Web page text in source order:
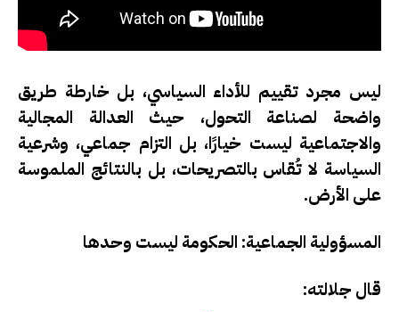
ليس مجرد تقييم للأداء السياسي، بل خارطة طريق
واضحة لصناعة التحول، حيث العدالة المجالية
والاجتماعية ليست خيارًا، بل التزام جماعي، وشرعية
السياسة لا تُقاس بالتصريحات، بل بالنتائج الملموسة
على الأرض.
المسؤولية الجماعية: الحكومة ليست وحدها
قال جلالته: